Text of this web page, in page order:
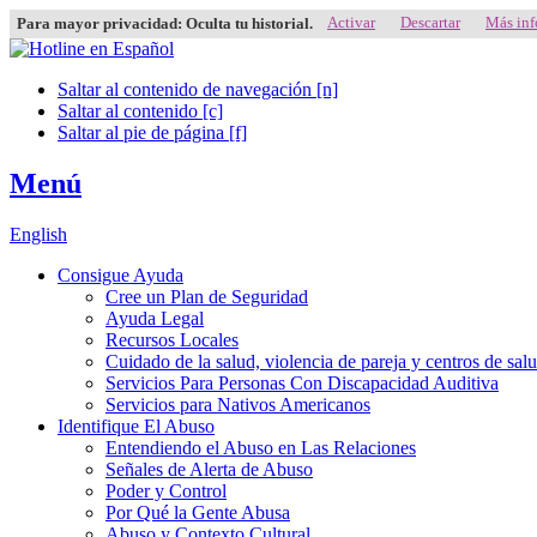
Para mayor privacidad: Oculta tu historial. Activar Descartar Más
Saltar al contenido de navegación [n]
Saltar al contenido [c]
Saltar al pie de página [f]
Menú
English
Consigue Ayuda
Cree un Plan de Seguridad
Ayuda Legal
Recursos Locales
Cuidado de la salud, violencia de pareja y centros de
Servicios Para Personas Con Discapacidad Auditiva
Servicios para Nativos Americanos
Identifique El Abuso
Entendiendo el Abuso en Las Relaciones
Señales de Alerta de Abuso
Poder y Control
Por Qué la Gente Abusa